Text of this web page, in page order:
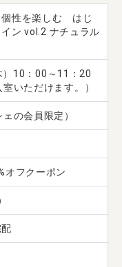
個性を楽しむ はじ
ン vol.2 ナチュラル
10：00～11：20
いただけます。）
の会員限定）
オフクーポン